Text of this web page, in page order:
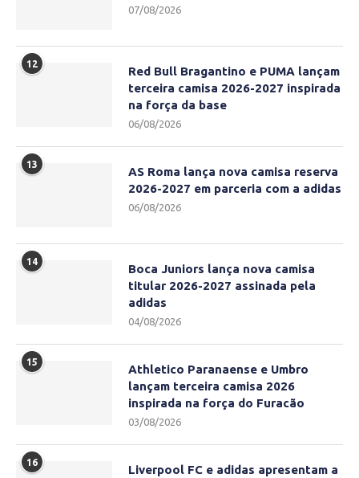
07/08/2026
12
Red Bull Bragantino e PUMA lançam
terceira camisa 2026-2027 inspirada
na força da base
06/08/2026
13
AS Roma lança nova camisa reserva
2026-2027 em parceria com a adidas
06/08/2026
14
Boca Juniors lança nova camisa
titular 2026-2027 assinada pela
adidas
04/08/2026
15
Athletico Paranaense e Umbro
lançam terceira camisa 2026
inspirada na força do Furacão
03/08/2026
16
Liverpool FC e adidas apresentam a